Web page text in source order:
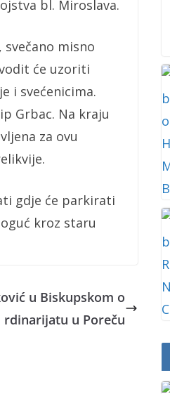
bl. Miroslava.
misno
će uzoriti
i svećenicima.
Grbac. Na kraju
za ovu
gdje će parkirati
kroz staru
u Biskupskom o
rdinarijatu u Poreču